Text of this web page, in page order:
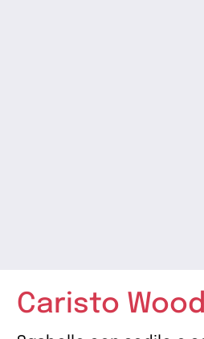
Caristo Wood